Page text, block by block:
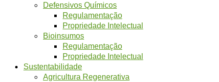
Defensivos Químicos
Regulamentação
Propriedade Intelectual
Bioinsumos
Regulamentação
Propriedade Intelectual
Sustentabilidade
Agricultura Regenerativa